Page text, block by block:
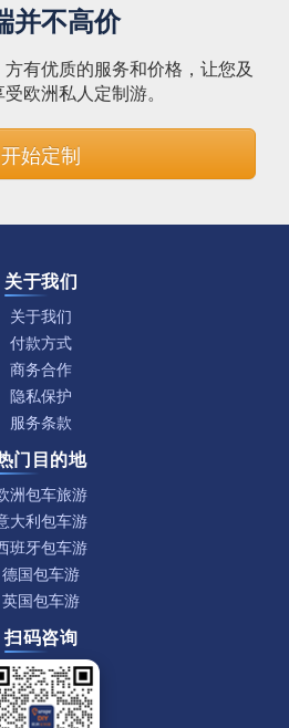
并不高价
有优质的服务和价格，让您及
欧洲私人定制游。
开始定制
关于我们
关于我们
付款方式
商务合作
隐私保护
服务条款
门目的地
洲包车旅游
大利包车游
班牙包车游
德国包车游
英国包车游
扫码咨询